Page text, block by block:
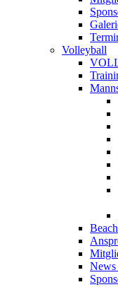
Volleyball
News